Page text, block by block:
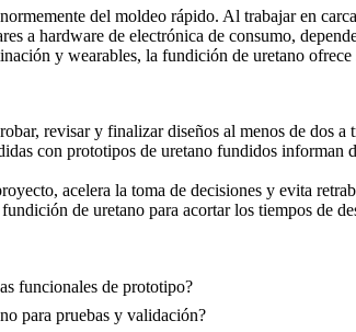
del moldeo rápido. Al trabajar en
a hardware de electrónica de consumo,
y wearables, la fundición de uretano
revisar y finalizar diseños al menos de dos
con prototipos de uretano fundidos
acelera la toma de decisiones y evita
de uretano para acortar los tiempos de
funcionales de prototipo?
para pruebas y validación?